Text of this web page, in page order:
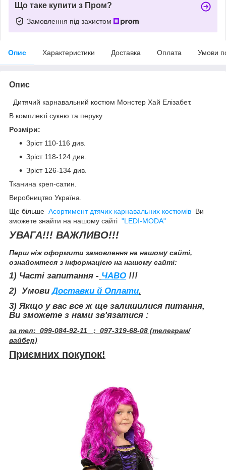
Що таке купити з Пром?
Замовлення під захистом
Опис Характеристики Доставка Оплата Умови
Опис
Дитячий карнавальний костюм Монстер Хай Елізабет.
В комплекті сукню та перуку.
Розміри:
Зріст 110-116 див.
Зріст 118-124 див.
Зріст 126-134 див.
Тканина креп-сатин.
Виробництво Україна.
Ще більше Асортимент дтячих карнавальних костюмів Ви
зможете знайти на нашому сайті "LEDI-MODA"
УВАГА!!! ВАЖЛИВО!!!
Перш ніж оформити замовлення на нашому сайті,
ознайомтеся з інформацією на нашому сайті:
1) Часті запитання - ЧАВО !!!
2) УмовиДоставки й Оплати.
3) Якщо у вас все ж ще залишилися питання,
Ви зможете з нами зв'язатися :
за тел: 099-084-92-11 ; 097-319-68-08 (телеграм/
вайбер)
Приємних покупок!